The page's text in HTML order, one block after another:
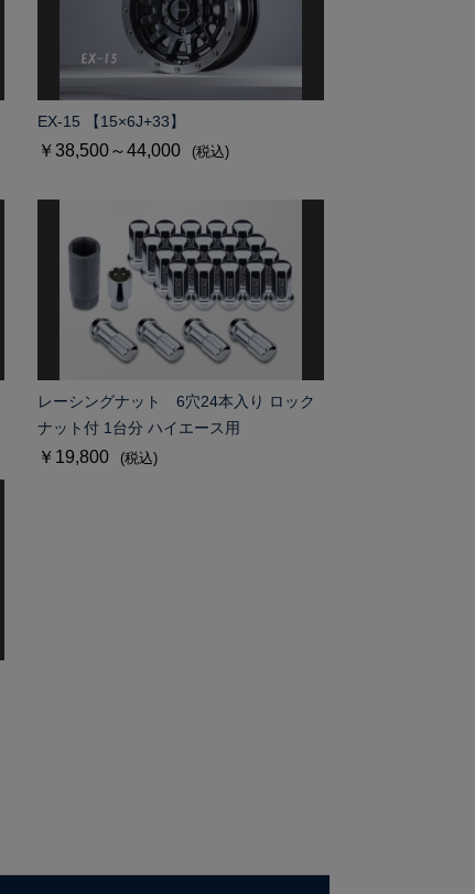
EX-15 【15×6J+33】
￥38,500～44,000 (税込)
レーシングナット 6穴24本入り ロック
ナット付 1台分 ハイエース用
￥19,800 (税込)